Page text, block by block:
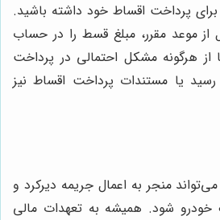
پرداخت اقساط خود داشته باشید.
از موعد مقرر، مبلغ قسط را در حساب
از هرگونه مشکل احتمالی در پرداخت
یا مستندات پرداخت اقساط نیز
منجر به اعمال جریمه دیرکرد و
خودرو شود. همیشه به تعهدات مالی